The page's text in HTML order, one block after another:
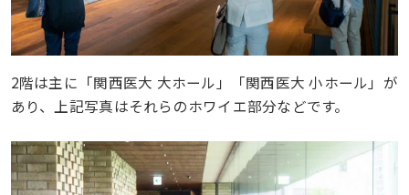
2階は主に「関西医大 大ホール」「関西医大 小ホール」が
あり、上記写真はそれらのホワイエ部分などです。